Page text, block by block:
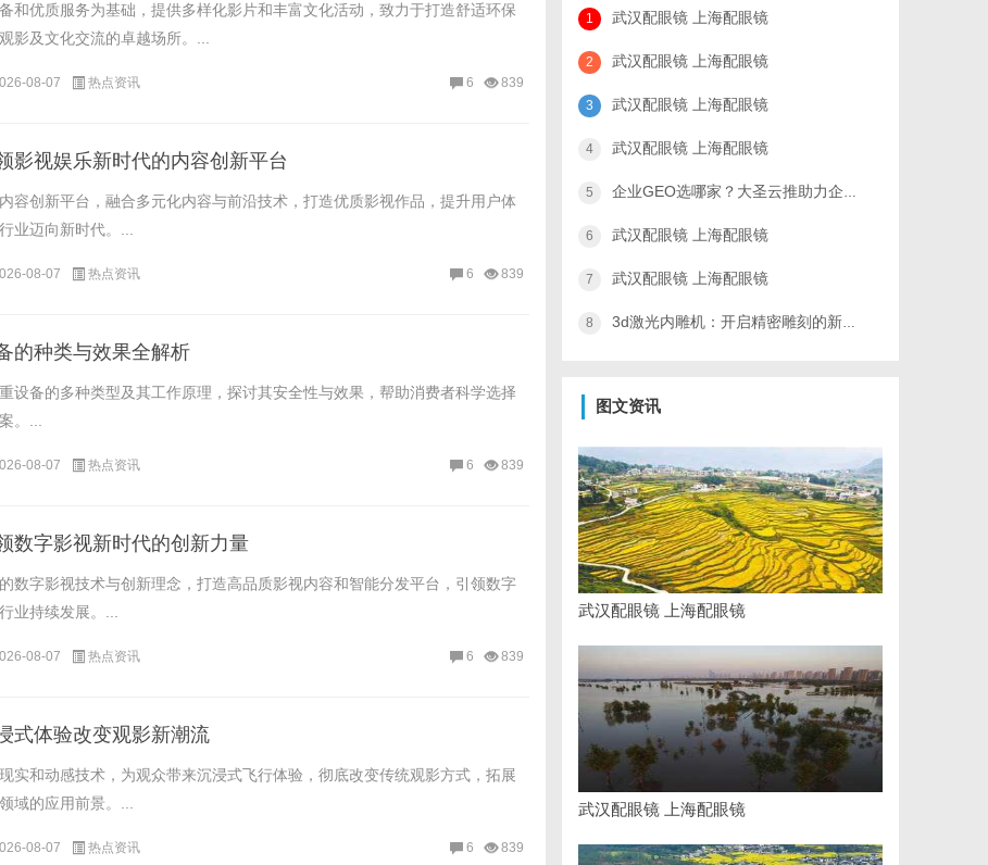
和优质服务为基础，提供多样化影片和丰富文化活动，致力于打造舒适环保
影及文化交流的卓越场所。...
08-07 热点资讯 839
6
影视娱乐新时代的内容创新平台
容创新平台，融合多元化内容与前沿技术，打造优质影视作品，提升用户体
业迈向新时代。...
08-07 热点资讯 839
6
的种类与效果全解析
设备的多种类型及其工作原理，探讨其安全性与效果，帮助消费者科学选择
。...
08-07 热点资讯 839
6
数字影视新时代的创新力量
数字影视技术与创新理念，打造高品质影视内容和智能分发平台，引领数字
业持续发展。...
08-07 热点资讯 839
6
式体验改变观影新潮流
实和动感技术，为观众带来沉浸式飞行体验，彻底改变传统观影方式，拓展
域的应用前景。...
08-07 热点资讯 839
6
1 武汉配眼镜 上海配眼镜
2 武汉配眼镜 上海配眼镜
3 武汉配眼镜 上海配眼镜
4 武汉配眼镜 上海配眼镜
5 企业GEO选哪家？大圣云推助力企业在AI时代夯实品牌新基建
6 武汉配眼镜 上海配眼镜
7 武汉配眼镜 上海配眼镜
8 3d激光内雕机：开启精密雕刻的新纪元
图文资讯
武汉配眼镜 上海配眼镜
武汉配眼镜 上海配眼镜